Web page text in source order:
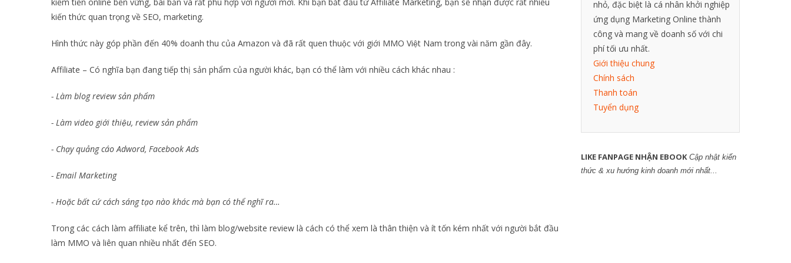
kiến thức quan trọng về SEO, marketing.
Hình thức này góp phần đến 40% doanh thu của Amazon và đã rất quen thuộc với giới MMO Việt Nam trong vài năm gần đây.
Affiliate – Có nghĩa bạn đang tiếp thị sản phẩm của người khác, bạn có thể làm với nhiều cách khác nhau :
- Làm blog review sản phẩm
- Làm video giới thiệu, review sản phẩm
- Chạy quảng cáo Adword, Facebook Ads
- Email Marketing
- Hoặc bất cứ cách sáng tạo nào khác mà bạn có thể nghĩ ra…
Trong các cách làm affiliate kể trên, thì làm blog/website review là cách có thể xem là thân thiện và ít tốn kém nhất với người bắt đầu
làm MMO và liên quan nhiều nhất đến SEO.
nhỏ, đặc biệt là cá nhân khởi nghiệp
ứng dụng Marketing Online thành
công và mang về doanh số với chi
phí tối ưu nhất.
Giới thiệu chung
Chính sách
Thanh toán
Tuyển dụng
LIKE FANPAGE NHẬN EBOOK Cập nhật kiến
thức & xu hướng kinh doanh mới nhất...